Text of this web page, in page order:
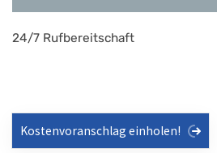
24/7 Rufbereitschaft
Kostenvoranschlag einholen!